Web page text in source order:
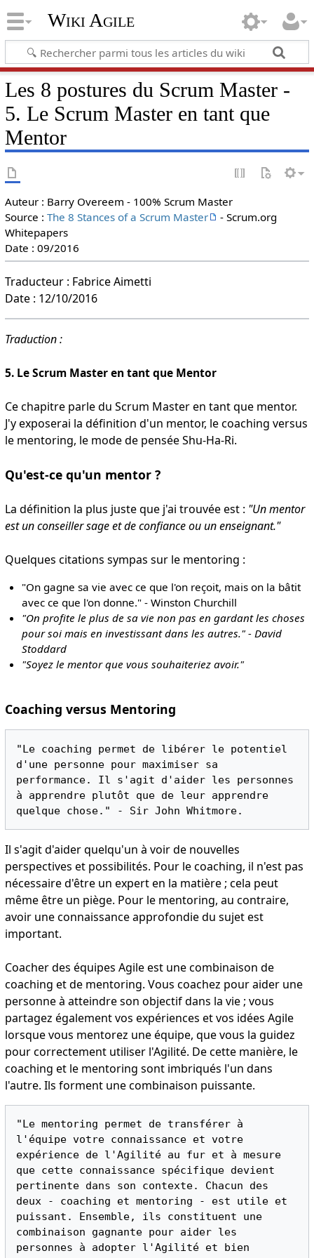
Wiki Agile
Les 8 postures du Scrum Master -
5. Le Scrum Master en tant que
Mentor
Auteur : Barry Overeem - 100% Scrum Master
Source : The 8 Stances of a Scrum Master
- Scrum.org
Whitepapers
Date : 09/2016
Traducteur : Fabrice Aimetti
Date : 12/10/2016
Traduction :
5. Le Scrum Master en tant que Mentor
Ce chapitre parle du Scrum Master en tant que mentor.
J'y exposerai la définition d'un mentor, le coaching versus
le mentoring, le mode de pensée Shu-Ha-Ri.
Qu'est-ce qu'un mentor ?
La définition la plus juste que j'ai trouvée est : "Un mentor
est un conseiller sage et de confiance ou un enseignant."
Quelques citations sympas sur le mentoring :
"On gagne sa vie avec ce que l'on reçoit, mais on la bâtit
avec ce que l'on donne." - Winston Churchill
"On profite le plus de sa vie non pas en gardant les choses
pour soi mais en investissant dans les autres." - David
Stoddard
"Soyez le mentor que vous souhaiteriez avoir."
Coaching versus Mentoring
"Le coaching permet de libérer le potentiel
d'une personne pour maximiser sa
performance. Il s'agit d'aider les personnes
à apprendre plutôt que de leur apprendre
Il s'agit d'aider quelqu'un à voir de nouvelles
perspectives et possibilités. Pour le coaching, il n'est pas
nécessaire d'être un expert en la matière ; cela peut
même être un piège. Pour le mentoring, au contraire,
avoir une connaissance approfondie du sujet est
important.
Coacher des équipes Agile est une combinaison de
coaching et de mentoring. Vous coachez pour aider une
personne à atteindre son objectif dans la vie ; vous
partagez également vos expériences et vos idées Agile
lorsque vous mentorez une équipe, que vous la guidez
pour correctement utiliser l'Agilité. De cette manière, le
coaching et le mentoring sont imbriqués l'un dans
l'autre. Ils forment une combinaison puissante.
"Le mentoring permet de transférer à
l'équipe votre connaissance et votre
expérience de l'Agilité au fur et à mesure
que cette connaissance spécifique devient
pertinente dans son contexte. Chacun des
deux - coaching et mentoring - est utile et
puissant. Ensemble, ils constituent une
combinaison gagnante pour aider les
personnes à adopter l'Agilité et bien